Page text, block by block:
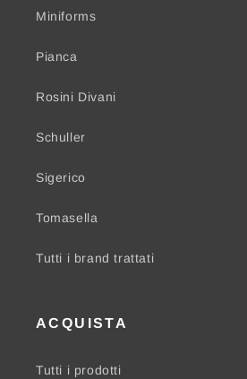
Miniforms
Pianca
Rosini Divani
Schuller
Sigerico
Tomasella
Tutti i brand trattati
ACQUISTA
Tutti i prodotti